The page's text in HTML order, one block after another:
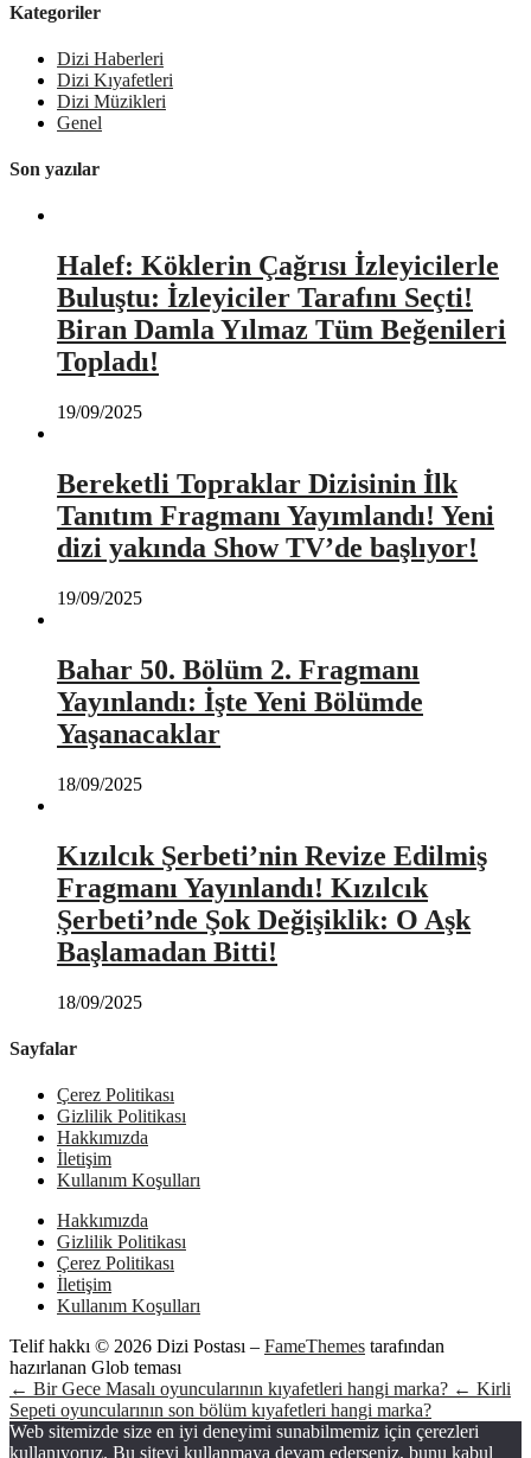
Kategoriler
Dizi Haberleri
Dizi Kıyafetleri
Dizi Müzikleri
Genel
Son yazılar
Halef: Köklerin Çağrısı İzleyicilerle
Buluştu: İzleyiciler Tarafını Seçti!
Biran Damla Yılmaz Tüm Beğenileri
Topladı!
19/09/2025
Bereketli Topraklar Dizisinin İlk
Tanıtım Fragmanı Yayımlandı! Yeni
dizi yakında Show TV’de başlıyor!
19/09/2025
Bahar 50. Bölüm 2. Fragmanı
Yayınlandı: İşte Yeni Bölümde
Yaşanacaklar
18/09/2025
Kızılcık Şerbeti’nin Revize Edilmiş
Fragmanı Yayınlandı! Kızılcık
Şerbeti’nde Şok Değişiklik: O Aşk
Başlamadan Bitti!
18/09/2025
Sayfalar
Çerez Politikası
Gizlilik Politikası
Hakkımızda
İletişim
Kullanım Koşulları
Hakkımızda
Gizlilik Politikası
Çerez Politikası
İletişim
Kullanım Koşulları
Telif hakkı © 2026 Dizi Postası – FameThemes tarafından
hazırlanan Glob teması
← Bir Gece Masalı oyuncularının kıyafetleri hangi marka? ← Kirli
Sepeti oyuncularının son bölüm kıyafetleri hangi marka?
Web sitemizde size en iyi deneyimi sunabilmemiz için çerezleri
kullanıyoruz. Bu siteyi kullanmaya devam ederseniz, bunu kabul